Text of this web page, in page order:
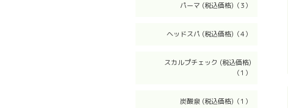
パーマ (税込価格)（3）
ヘッドスパ (税込価格)（4）
スカルプチェック (税込価格)
（1）
炭酸泉 (税込価格)（1）